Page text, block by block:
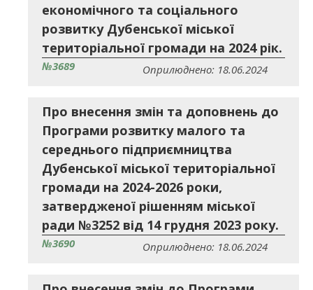
економічного та соціального
розвитку Дубенської міської
територіальної громади на 2024 рік.
№3689 Оприлюднено: 18.06.2024
Про внесення змін та доповнень до
Програми розвитку малого та
середнього підприємництва
Дубенської міської територіальної
громади на 2024-2026 роки,
затвердженої рішенням міської
ради №3252 від 14 грудня 2023 року.
№3690 Оприлюднено: 18.06.2024